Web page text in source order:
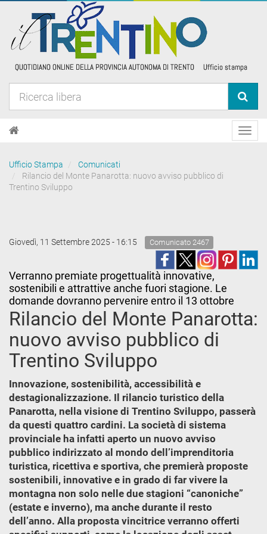
Ufficio Stampa
Comunicati
Rilancio del Monte Panarotta: nuovo avviso pubblico di
Trentino Sviluppo
Giovedì, 11 Settembre 2025 - 16:15 Comunicato 2467
Verranno premiate progettualità innovative,
sostenibili e attrattive anche fuori stagione. Le
domande dovranno pervenire entro il 13 ottobre
Rilancio del Monte Panarotta:
nuovo avviso pubblico di
Trentino Sviluppo
Innovazione, sostenibilità, accessibilità e
destagionalizzazione. Il rilancio turistico della
Panarotta, nella visione di Trentino Sviluppo, passerà
da questi quattro cardini. La società di sistema
provinciale ha infatti aperto un nuovo avviso
pubblico indirizzato al mondo dell’imprenditoria
turistica, ricettiva e sportiva, che premierà proposte
sostenibili, innovative e in grado di far vivere la
montagna non solo nelle due stagioni “canoniche”
(estate e inverno), ma anche durante il resto
dell’anno. Alla proposta vincitrice verranno offerti